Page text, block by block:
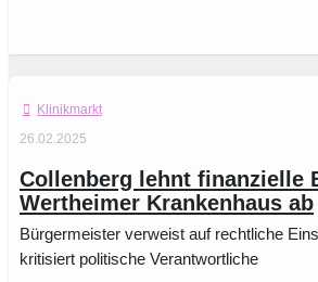
Klinikmarkt
26.02.2025
Collenberg lehnt finanzielle
Wertheimer Krankenhaus ab
Bürgermeister verweist auf rechtliche
kritisiert politische Verantwortliche